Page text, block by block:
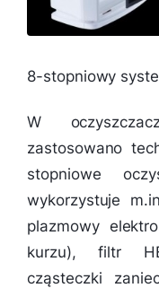
8-stopniowy
W
zastosowano
stopniowe
wykorzystuje
plazmowy
kurzu), filtr
cząsteczki